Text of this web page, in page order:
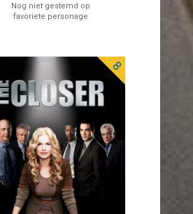
Nog niet gestemd op
favoriete personage
8